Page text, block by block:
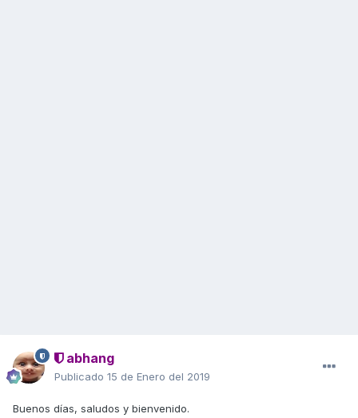
abhang
Publicado 15 de Enero del 2019
Buenos días, saludos y bienvenido.